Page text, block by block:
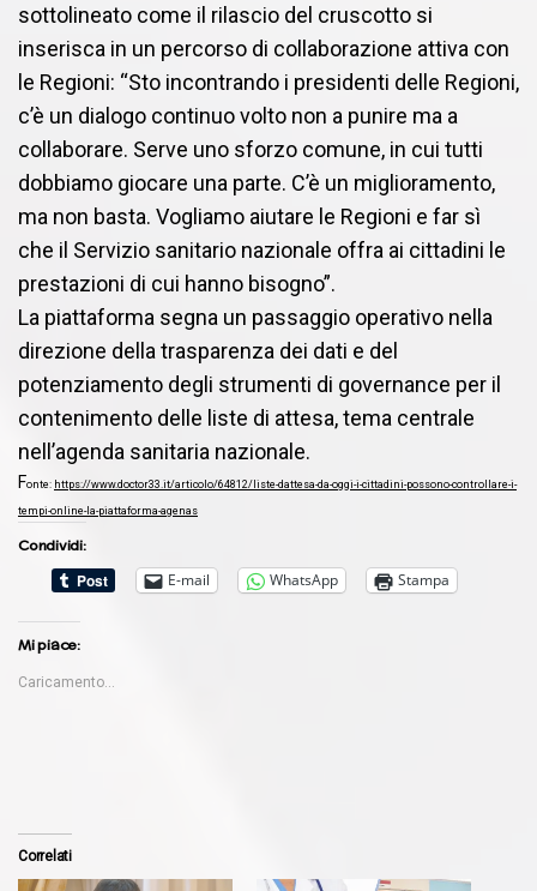
sottolineato come il rilascio del cruscotto si
inserisca in un percorso di collaborazione attiva con
le Regioni: “Sto incontrando i presidenti delle Regioni,
c’è un dialogo continuo volto non a punire ma a
collaborare. Serve uno sforzo comune, in cui tutti
dobbiamo giocare una parte. C’è un miglioramento,
ma non basta. Vogliamo aiutare le Regioni e far sì
che il Servizio sanitario nazionale offra ai cittadini le
prestazioni di cui hanno bisogno”.
La piattaforma segna un passaggio operativo nella
direzione della trasparenza dei dati e del
potenziamento degli strumenti di governance per il
contenimento delle liste di attesa, tema centrale
nell’agenda sanitaria nazionale.
Fonte: https://www.doctor33.it/articolo/64812/liste-dattesa-da-oggi-i-cittadini-possono-controllare-i-
tempi-online-la-piattaforma-agenas
Condividi:
E-mail
WhatsApp Stampa
Mi piace:
Caricamento...
Correlati